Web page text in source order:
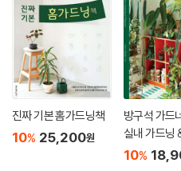
다. 조명을 밝게 하면 무엇이든지 보
이다. 그러나 방을 어둡게 했을 때 보
도 있음을 잊지 말자.
답은 밤의 현장에 있다
종종 받는다. 그러면 항상 “아무리
요.”라고 대답한다. 밤의 현장에 가
획의 성패를 발견할 수 있다. 안타깝
진짜 기본 홈가드닝책
10% 25,200원
방구석 가드
실내 가드닝
리어
10%